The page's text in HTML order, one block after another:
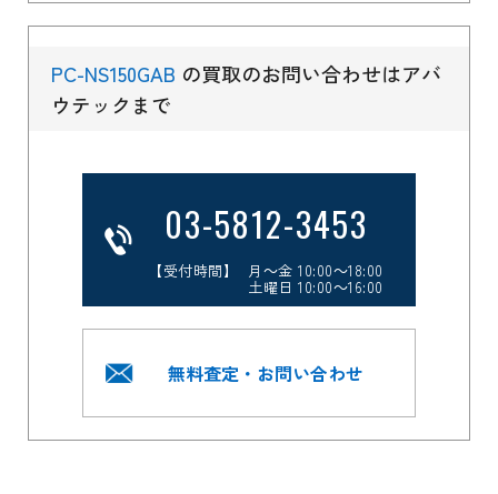
PC-NS150GAB の買取のお問い合わせはアバ
ウテックまで
03-5812-3453
【受付時間】 月～金 10:00～18:00
土曜日 10:00～16:00
無料査定・お問い合わせ